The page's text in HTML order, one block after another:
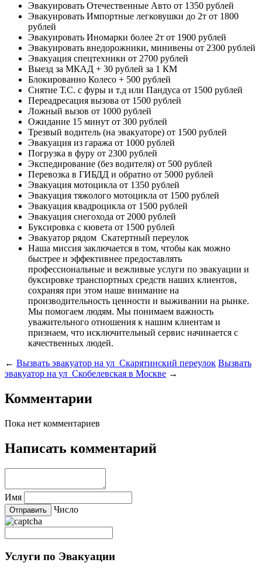
Эвакуировать Отечественные Авто от 1350 рублей
Эвакуировать Импортные легковушки до 2т от 1800
рублей
Эвакуировать Иномарки более 2т от 1900 рублей
Эвакуировать внедорожники, минивены от 2300 рублей
Эвакуация спецтехники от 2700 рублей
Выезд за МКАД + 30 рублей за 1 КМ
Блокированно Колесо + 500 рублей
Снятие Т.С. с фуры и т.д или Пандуса от 1500 рублей
Переадресация вызова от 1500 рублей
Ложный вызов от 1000 рублей
Ожидание 15 минут от 300 рублей
Трезвый водитель (на эвакуаторе) от 1500 рублей
Эвакуация из гаража от 1000 рублей
Погрузка в фуру от 2300 рублей
Экспедирование (без водителя) от 500 рублей
Перевозка в ГИБДД и обратно от 5000 рублей
Эвакуация мотоцикла от 1350 рублей
Эвакуация тяжолого мотоцикла от 1500 рублей
Эвакуация квадроцикла от 1500 рублей
Эвакуация снегохода от 2000 рублей
Буксировка с кювета от 1500 рублей
Эвакуатор рядом Скатертный переулок
Наша миссия заключается в том, чтобы как можно
быстрее и эффективнее предоставлять
профессиональные и вежливые услуги по эвакуации и
буксировке транспортных средств наших клиентов,
сохраняя при этом наше внимание на
производительность ценности и выживании на рынке.
Мы помогаем людям. Мы понимаем важность
уважительного отношения к нашим клиентам и
признаем, что исключительный сервис начинается с
качественных людей.
← Вызвать эвакуатор на ул Скарятинский переулок Вызвать
эвакуатор на ул Скобелевская в Москве →
Комментарии
Пока нет комментариев
Написать комментарий
Имя
Число
Услуги по Эвакуации